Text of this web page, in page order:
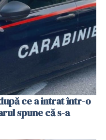
ce a intrat într-o
spune că s-a